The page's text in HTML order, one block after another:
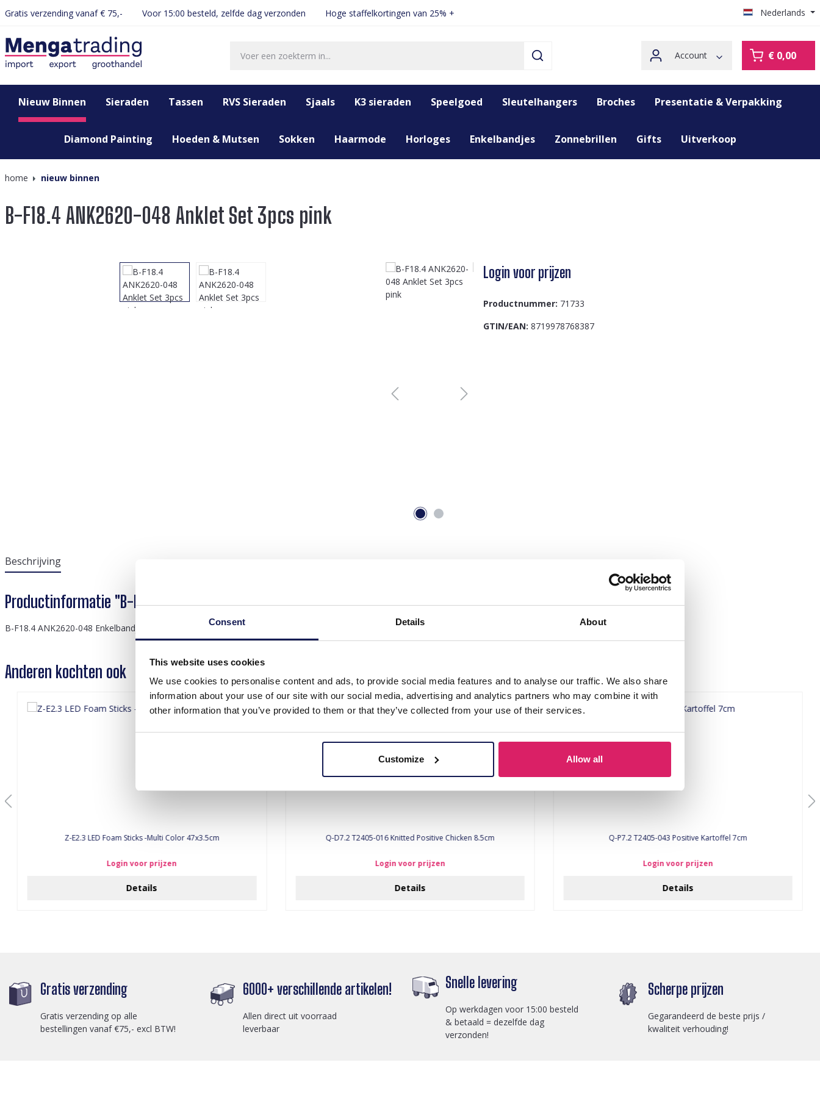
Consent Details About
This website uses cookies
We use cookies to personalise content and ads, to provide social media features and to analyse our traffic. We also share
information about your use of our site with our social media, advertising and analytics partners who may combine it with
other information that you’ve provided to them or that they’ve collected from your use of their services.
Customize Allow all
Ga naar de hoofdnavigatie
Gratis verzending vanaf € 75,- Voor 15:00 besteld, zelfde dag verzonden Hoge staffelkortingen van 25% + Nederlands
Account € 0,00
Nieuw Binnen Sieraden Tassen RVS Sieraden Sjaals K3 sieraden Speelgoed Sleutelhangers Broches Presentatie & Verpakking
Diamond Painting Hoeden & Mutsen Sokken Haarmode Horloges Enkelbandjes Zonnebrillen Gifts Uitverkoop
home nieuw binnen
B-F18.4 ANK2620-048 Anklet Set 3pcs pink
Login voor prijzen
Productnummer: 71733
GTIN/EAN: 8719978768387
Beschrijving
Productinformatie "B-F18.4 ANK2620-048 Anklet Set 3pcs pink"
B-F18.4 ANK2620-048 Enkelbandjesset 3st roze
Anderen kochten ook
Z-E2.3 LED Foam Sticks -Multi Color 47x3.5cm
Login voor prijzen
Details
Q-D7.2 T2405-016 Knitted Positive Chicken 8.5cm
Login voor prijzen
Details
Q-P7.2 T2405-043 Positive Kartoffel 7cm
Login voor prijzen
Details
Gratis verzending
Gratis verzending op alle
bestellingen vanaf €75,- excl BTW!
6000+ verschillende artikelen!
Allen direct uit voorraad
leverbaar
Snelle levering
Op werkdagen voor 15:00 besteld
& betaald = dezelfde dag
verzonden!
Scherpe prijzen
Gegarandeerd de beste prijs /
kwaliteit verhouding!